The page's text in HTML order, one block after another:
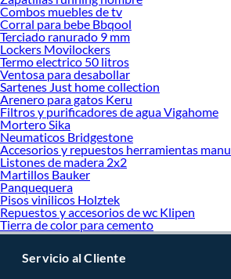
Combos muebles de tv
Corral para bebe Bbqool
Terciado ranurado 9 mm
Lockers Movilockers
Termo electrico 50 litros
Ventosa para desabollar
Sartenes Just home collection
Arenero para gatos Keru
Filtros y purificadores de agua Vigahome
Mortero Sika
Neumaticos Bridgestone
Accesorios y repuestos herramientas
Listones de madera 2x2
Martillos Bauker
Panquequera
Pisos vinilicos Holztek
Repuestos y accesorios de wc Klipen
Tierra de color para cemento
Servicio al Cliente